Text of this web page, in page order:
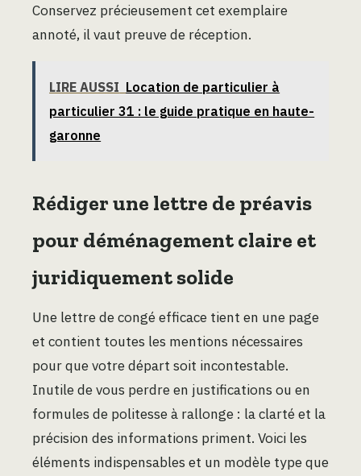
Conservez précieusement cet exemplaire
annoté, il vaut preuve de réception.
LIRE AUSSI Location de particulier à
particulier 31 : le guide pratique en haute-
garonne
Rédiger une lettre de préavis
pour déménagement claire et
juridiquement solide
Une lettre de congé efficace tient en une page
et contient toutes les mentions nécessaires
pour que votre départ soit incontestable.
Inutile de vous perdre en justifications ou en
formules de politesse à rallonge : la clarté et la
précision des informations priment. Voici les
éléments indispensables et un modèle type que